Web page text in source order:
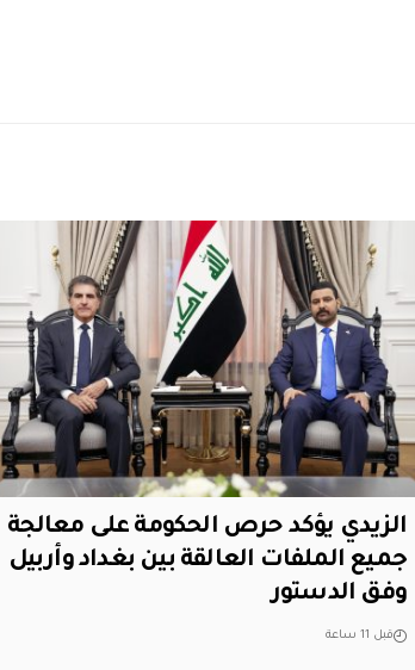
الزيدي يؤكد حرص الحكومة على معالجة
جميع الملفات العالقة بين بغداد وأربيل
وفق الدستور
قبل 11 ساعة